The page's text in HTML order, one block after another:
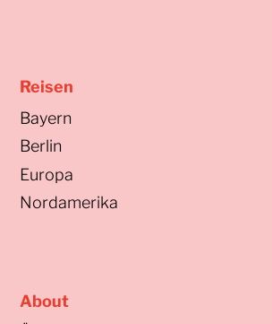
Reisen
Bayern
Berlin
Europa
Nordamerika
About